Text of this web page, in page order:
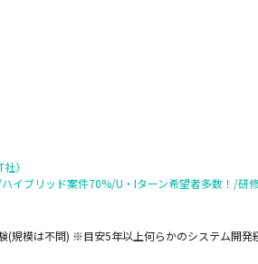
）
ハイブリッド案件70%/U・Iターン希望者多数！/
(規模は不問) ※目安5年以上何らかのシステム開発